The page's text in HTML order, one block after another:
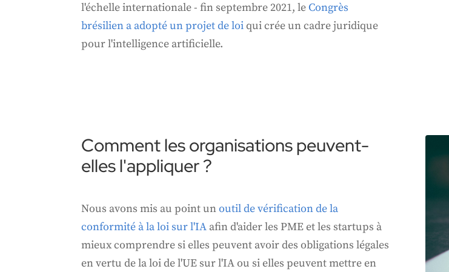
l'échelle internationale - fin septembre 2021, le Congrès
brésilien a adopté un projet de loiqui crée un cadre juridique
pour l'intelligence artificielle.
Comment les organisations peuvent-
elles l'appliquer ?
Nous avons mis au point unoutil de vérification de la
conformité à la loi sur l'IA afin d'aider les PME et les startups à
mieux comprendre si elles peuvent avoir des obligations légales
en vertu de la loi de l'UE sur l'IA ou si elles peuvent mettre en